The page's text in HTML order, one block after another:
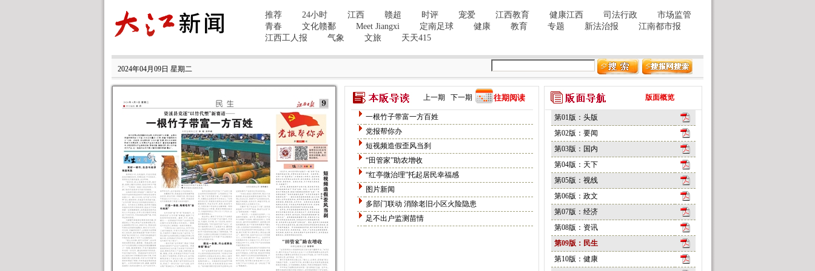
2024年04月09日 星期二
上一期 下一期 往期阅读
一根竹子带富一方百姓
党报帮你办
短视频造假歪风当刹
“田管家”助农增收
“红亭微治理”托起居民幸福感
图片新闻
多部门联动 消除老旧小区火险隐患
足不出户监测苗情
版面概览
第01版：头版
第02版：要闻
第03版：国内
第04版：天下
第05版：视线
第06版：政文
第07版：经济
第08版：资讯
第09版：民生
第10版：健康